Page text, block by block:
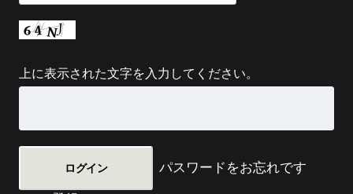
上に表示された文字を入力してください。
パスワードをお忘れです